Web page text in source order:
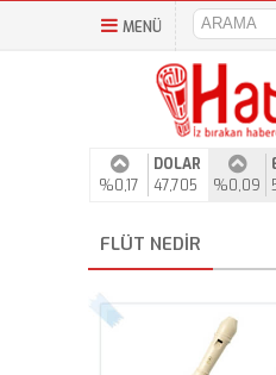
MENÜ
%0,17
DOLAR
47,705
%0,09
FLÜT NEDIR